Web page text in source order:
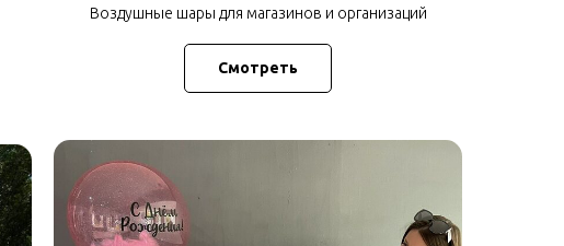
Воздушные шары для магазинов и организаций
Смотреть